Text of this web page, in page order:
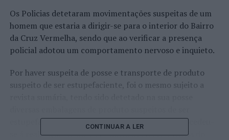
Os Policias detetaram movimentações suspeitas de um
homem que estaria a dirigir-se para o interior do Bairro
da Cruz Vermelha, sendo que ao verificar a presença
policial adotou um comportamento nervoso e inquieto.
Por haver suspeita de posse e transporte de produto
suspeito de ser estupefaciente, foi o mesmo sujeito a
estupefaciente. Em ato contínuo à detenção procedeu-
se á realização de Busca Domiciliária na residência do
CONTINUAR A LER